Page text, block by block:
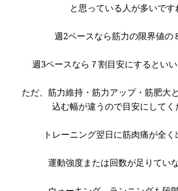
と思っている人が多いです
週2ペースなら筋力の限界値の
週3ペースなら７割目安にするといい
ただ、筋力維持・筋力アップ・筋肥大
込む幅が違うので目安にしてく
トレーニング翌日に筋肉痛が全
運動強度または回数が足りていな